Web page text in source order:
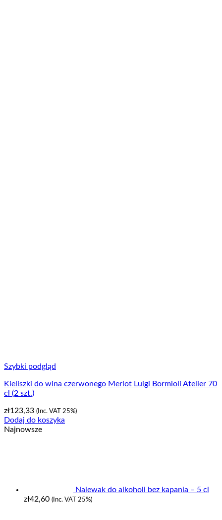
Szybki podgląd
Kieliszki do wina czerwonego Merlot Luigi Bormioli Atelier 70
cl (2 szt.)
zł123,33 (Inc. VAT 25%)
Dodaj do koszyka
Najnowsze
Nalewak do alkoholi bez kapania – 5 cl
zł42,60 (Inc. VAT 25%)